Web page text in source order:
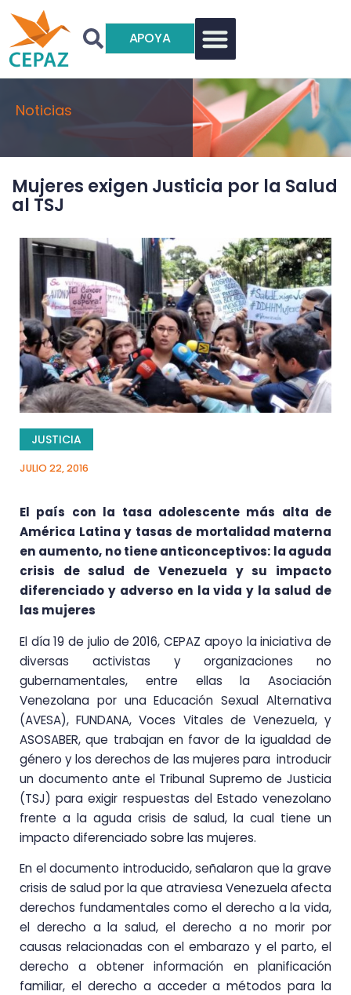
APOYA
Noticias
Mujeres exigen Justicia por la Salud
al TSJ
JUSTICIA
JULIO 22, 2016
El país con la tasa adolescente más alta de
América Latina y tasas de mortalidad materna
en aumento, no tiene anticonceptivos: la aguda
crisis de salud de Venezuela y su impacto
diferenciado y adverso en la vida y la salud de
las mujeres
El día 19 de julio de 2016, CEPAZ apoyo la iniciativa de
diversas activistas y organizaciones no
gubernamentales, entre ellas la Asociación
Venezolana por una Educación Sexual Alternativa
(AVESA), FUNDANA, Voces Vitales de Venezuela, y
ASOSABER, que trabajan en favor de la igualdad de
género y los derechos de las mujeres para introducir
un documento ante el Tribunal Supremo de Justicia
(TSJ) para exigir respuestas del Estado venezolano
frente a la aguda crisis de salud, la cual tiene un
impacto diferenciado sobre las mujeres.
En el documento introducido, señalaron que la grave
crisis de salud por la que atraviesa Venezuela afecta
derechos fundamentales como el derecho a la vida,
el derecho a la salud, el derecho a no morir por
causas relacionadas con el embarazo y el parto, el
derecho a obtener información en planificación
familiar, el derecho a acceder a métodos para la